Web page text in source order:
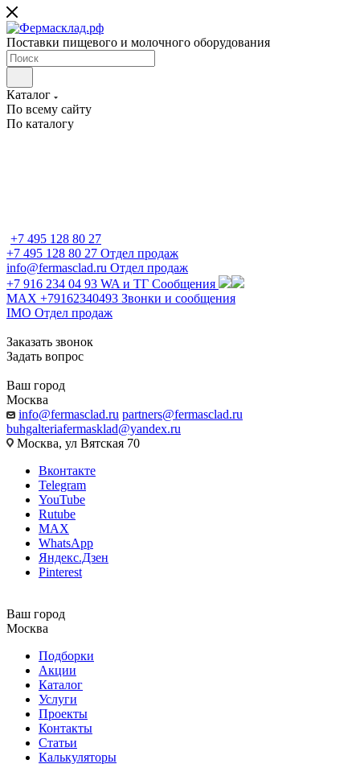
Поставки пищевого и молочного оборудования
Каталог
По всему сайту
По каталогу
+7 495 128 80 27
+7 495 128 80 27 Отдел продаж
info@fermasclad.ru Отдел продаж
+7 916 234 04 93 WA и ТГ Сообщения
MAX +79162340493 Звонки и сообщения
IMO Отдел продаж
Заказать звонок
Задать вопрос
Ваш город
Москва
info@fermasclad.ru partners@fermasclad.ru
buhgalteriafermasklad@yandex.ru
Москва, ул Вятская 70
Вконтакте
Telegram
YouTube
Rutube
MAX
WhatsApp
Яндекс.Дзен
Pinterest
Ваш город
Москва
Подборки
Акции
Каталог
Услуги
Проекты
Контакты
Статьи
Калькуляторы